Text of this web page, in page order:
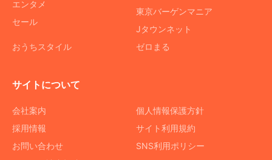
エンタメ
セール
おうちスタイル
東京バーゲンマニア
Jタウンネット
ゼロまる
サイトについて
会社案内
採用情報
お問い合わせ
個人情報保護方針
サイト利用規約
SNS利用ポリシー